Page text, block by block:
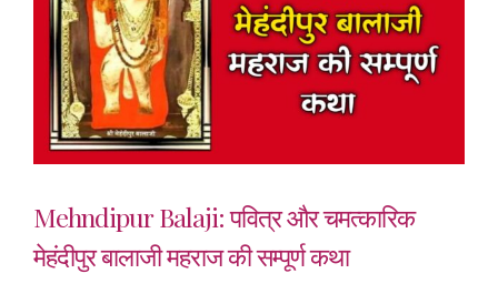
Mehndipur Balaji: पवित्र और चमत्कारिक
मेहंदीपुर बालाजी महराज की सम्पूर्ण कथा